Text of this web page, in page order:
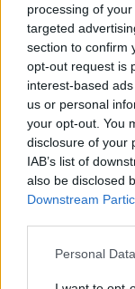
processing of
targeted
section to confirm
opt-out request is
interest-based
us or personal
your opt-out. You
disclosure of your
IAB’s list of
also be disclosed
Downstream
Please note that
Personal